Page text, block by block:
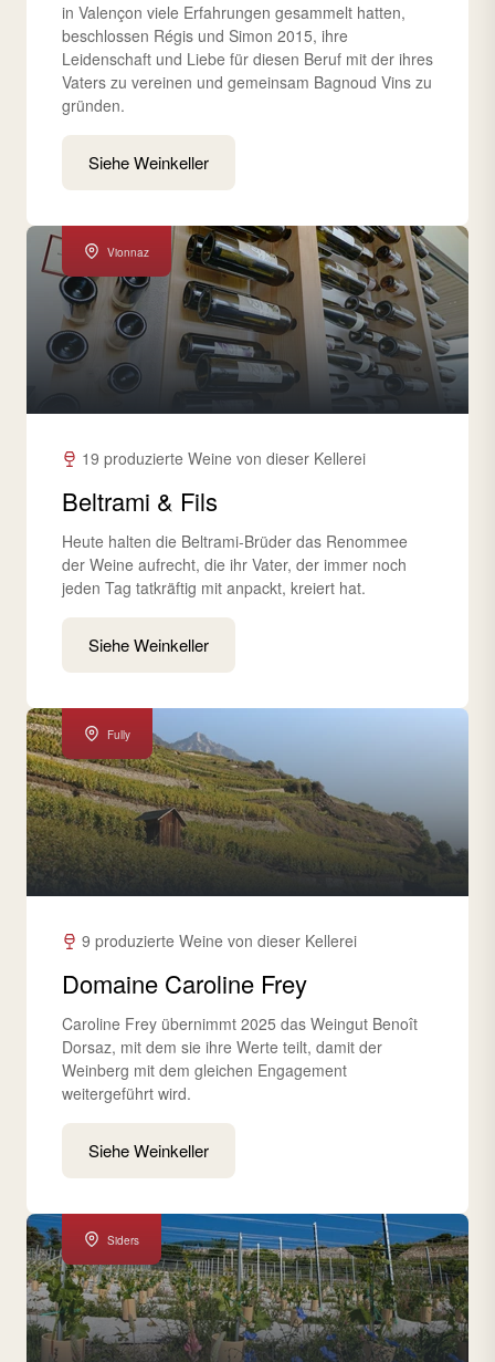
in Valençon viele Erfahrungen gesammelt hatten,
beschlossen Régis und Simon 2015, ihre
Leidenschaft und Liebe für diesen Beruf mit der ihres
Vaters zu vereinen und gemeinsam Bagnoud Vins zu
gründen.
Siehe Weinkeller
Vionnaz
19 produzierte Weine von dieser Kellerei
Beltrami & Fils
Heute halten die Beltrami-Brüder das Renommee
der Weine aufrecht, die ihr Vater, der immer noch
jeden Tag tatkräftig mit anpackt, kreiert hat.
Siehe Weinkeller
Fully
9 produzierte Weine von dieser Kellerei
Domaine Caroline Frey
Caroline Frey übernimmt 2025 das Weingut Benoît
Dorsaz, mit dem sie ihre Werte teilt, damit der
Weinberg mit dem gleichen Engagement
weitergeführt wird.
Siehe Weinkeller
Siders